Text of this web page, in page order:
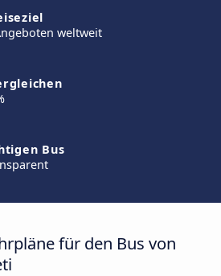
weltweit
Bus
für den Bus von